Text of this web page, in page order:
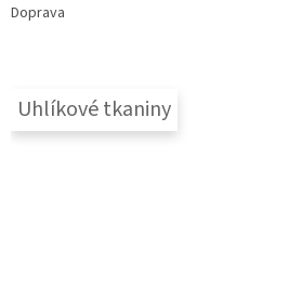
Doprava
Uhlíkové tkaniny